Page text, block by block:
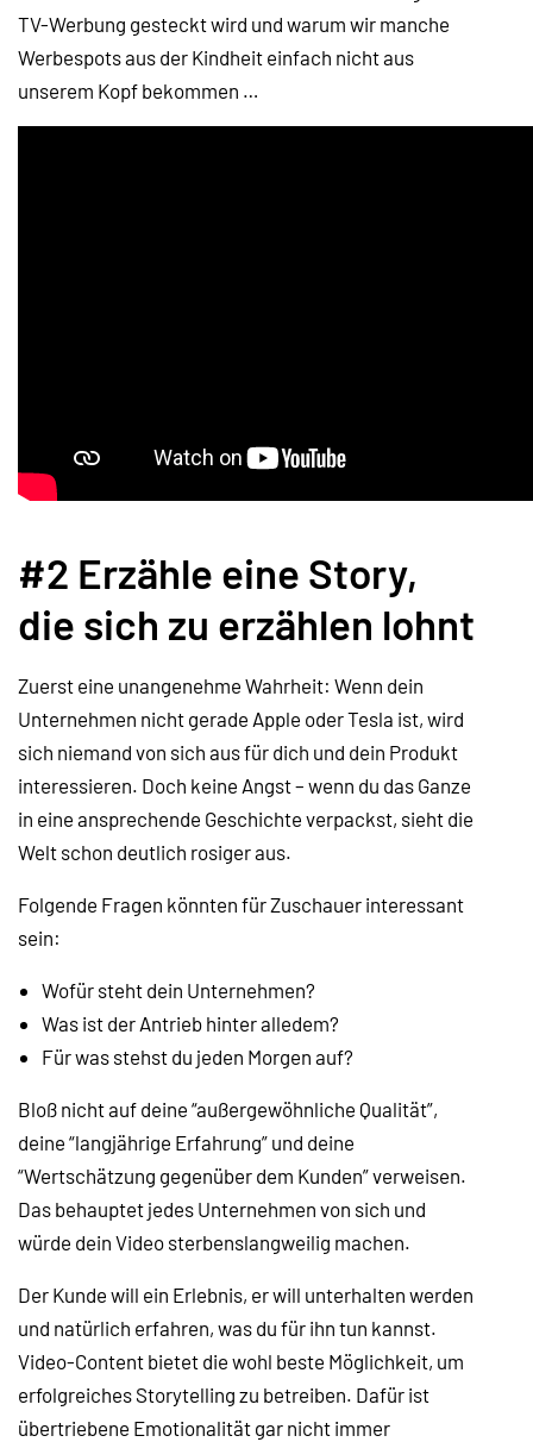
TV-Werbung gesteckt wird und warum wir manche
Werbespots aus der Kindheit einfach nicht aus
unserem Kopf bekommen …
#2 Erzähle eine Story,
die sich zu erzählen lohnt
Zuerst eine unangenehme Wahrheit: Wenn dein
Unternehmen nicht gerade Apple oder Tesla ist, wird
sich niemand von sich aus für dich und dein Produkt
interessieren. Doch keine Angst – wenn du das Ganze
in eine ansprechende Geschichte verpackst, sieht die
Welt schon deutlich rosiger aus.
Folgende Fragen könnten für Zuschauer interessant
sein:
Wofür steht dein Unternehmen?
Was ist der Antrieb hinter alledem?
Für was stehst du jeden Morgen auf?
Bloß nicht auf deine “außergewöhnliche Qualität”,
deine “langjährige Erfahrung” und deine
“Wertschätzung gegenüber dem Kunden” verweisen.
Das behauptet jedes Unternehmen von sich und
würde dein Video sterbenslangweilig machen.
Der Kunde will ein Erlebnis, er will unterhalten werden
und natürlich erfahren, was du für ihn tun kannst.
Video-Content bietet die wohl beste Möglichkeit, um
erfolgreiches Storytelling zu betreiben. Dafür ist
übertriebene Emotionalität gar nicht immer